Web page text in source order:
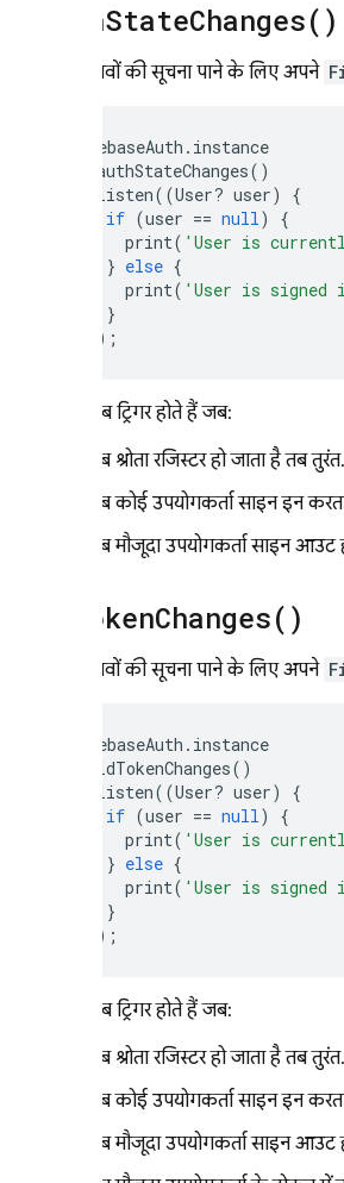
authStateChanges()
इन बदलावों की सूचना पाने के लिए, अपने
FirebaseAuth . instance
authStateChanges()
listen((User? user)
{
if (user == null)
{
print( 'User is
} else {
print( 'User is signed
}
});
ये इवेंट तब ट्रिगर होते हैं, जब:
जब श्रोता रजिस्टर हो जाता है, तब तुरंत.
जब कोई उपयोगकर्ता साइन इन
जब मौजूदा उपयोगकर्ता साइन आउट
TokenChanges()
इन बदलावों की सूचना पाने के लिए, अपने
FirebaseAuth . instance
idTokenChanges()
listen((User? user)
{
if (user == null)
{
print( 'User is
} else {
print( 'User is signed
}
});
ये इवेंट तब ट्रिगर होते हैं, जब:
जब श्रोता रजिस्टर हो जाता है, तब तुरंत.
जब कोई उपयोगकर्ता साइन इन
जब मौजूदा उपयोगकर्ता साइन आउट